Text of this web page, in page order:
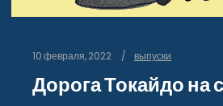
10 февраля, 2022 выпуски
Дорога Токайдо на